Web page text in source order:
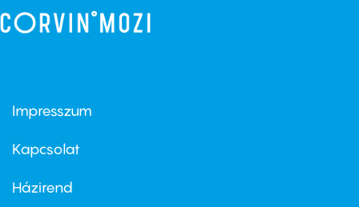
Footer
first
Impresszum
Kapcsolat
Footer
Házirend